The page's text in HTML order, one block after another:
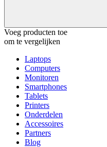
Voeg producten toe
om te vergelijken
Laptops
Computers
Monitoren
Smartphones
Tablets
Printers
Onderdelen
Accessoires
Partners
Blog